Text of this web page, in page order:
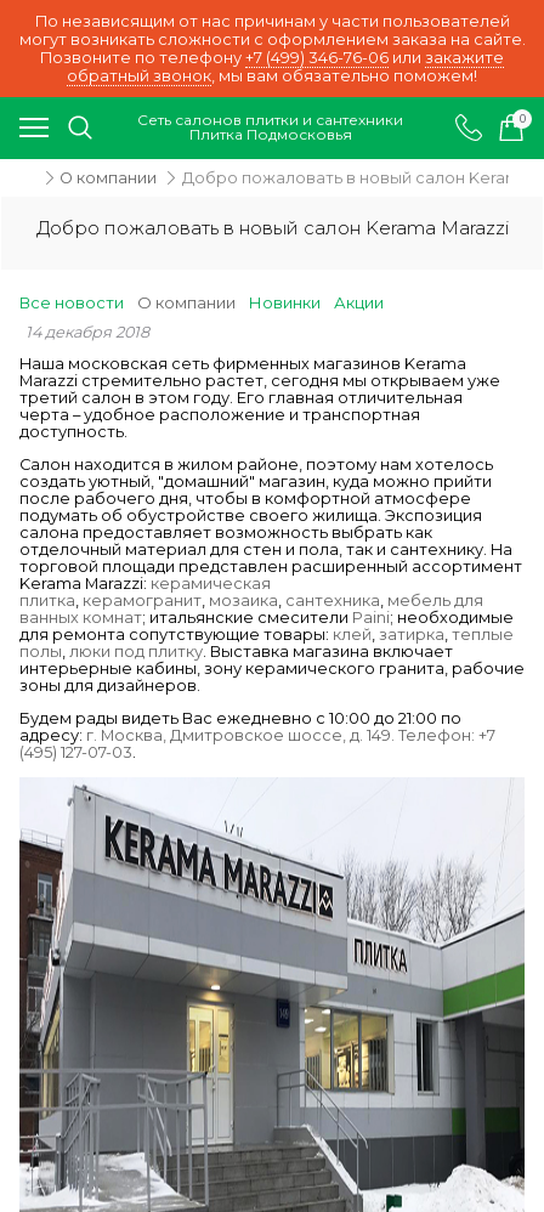
По независящим от нас причинам у части пользователей
могут возникать сложности с оформлением заказа на сайте.
Позвоните по телефону +7 (499) 346-76-06 или закажите
обратный звонок, мы вам обязательно поможем!
Сеть салонов плитки и сантехники
Плитка Подмосковья
0
О компании Добро пожаловать в новый салон Kerama
Добро пожаловать в новый салон Kerama Marazzi
Все новости О компании Новинки Акции
14 декабря 2018
Наша московская сеть фирменных магазинов Kerama
Marazzi стремительно растет, сегодня мы открываем уже
третий салон в этом году. Его главная отличительная
черта – удобное расположение и транспортная
доступность.
Салон находится в жилом районе, поэтому нам хотелось
создать уютный, "домашний" магазин, куда можно прийти
после рабочего дня, чтобы в комфортной атмосфере
подумать об обустройстве своего жилища. Экспозиция
салона предоставляет возможность выбрать как
отделочный материал для стен и пола, так и сантехнику. На
торговой площади представлен расширенный ассортимент
Kerama Marazzi: керамическая
плитка, керамогранит, мозаика, сантехника, мебель для
ванных комнат; итальянские смесители Paini; необходимые
для ремонта сопутствующие товары: клей, затирка, теплые
полы, люки под плитку. Выставка магазина включает
интерьерные кабины, зону керамического гранита, рабочие
зоны для дизайнеров.
Будем рады видеть Вас ежедневно с 10:00 до 21:00 по
адресу: г. Москва, Дмитровское шоссе, д. 149. Телефон: +7
(495) 127-07-03.